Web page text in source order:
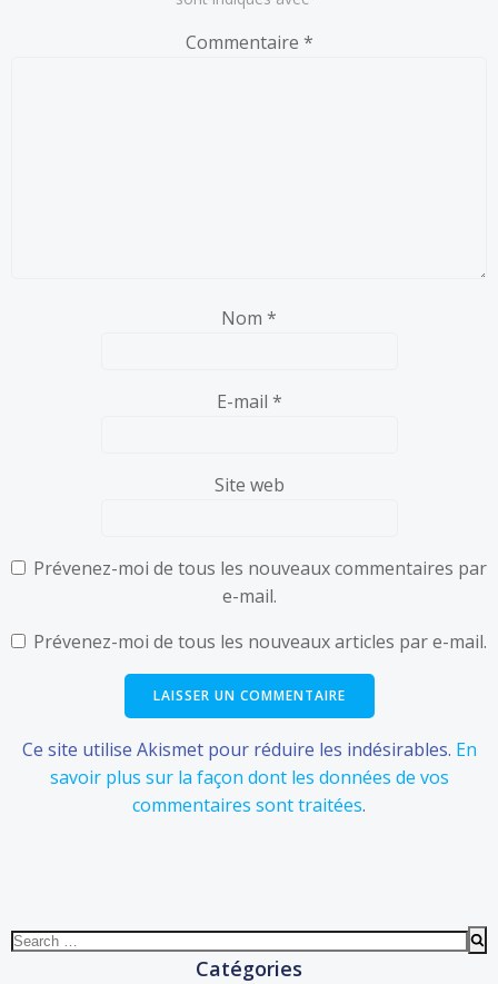
Commentaire *
Nom *
E-mail *
Site web
Prévenez-moi de tous les nouveaux commentaires par
e-mail.
Prévenez-moi de tous les nouveaux articles par e-mail.
Ce site utilise Akismet pour réduire les indésirables. En
savoir plus sur la façon dont les données de vos
commentaires sont traitées.
Search
Catégories